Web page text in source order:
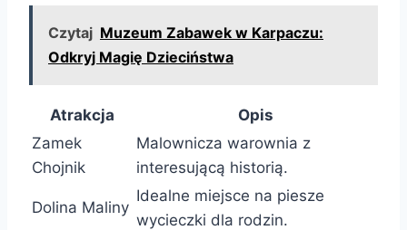
Czytaj Muzeum Zabawek w Karpaczu:
Odkryj Magię Dzieciństwa
Atrakcja
Opis
Zamek
Chojnik
Malownicza warownia z
interesującą historią.
Dolina Maliny
Idealne miejsce na piesze
wycieczki dla rodzin.